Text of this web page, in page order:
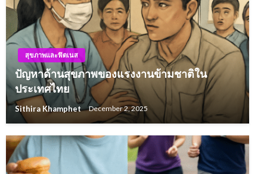
สุขภาพและฟิตเนส
ปัญหาด้านสุขภาพของแรงงานข้ามชาติใน
ประเทศไทย
Sithira Khamphet December 2, 2025